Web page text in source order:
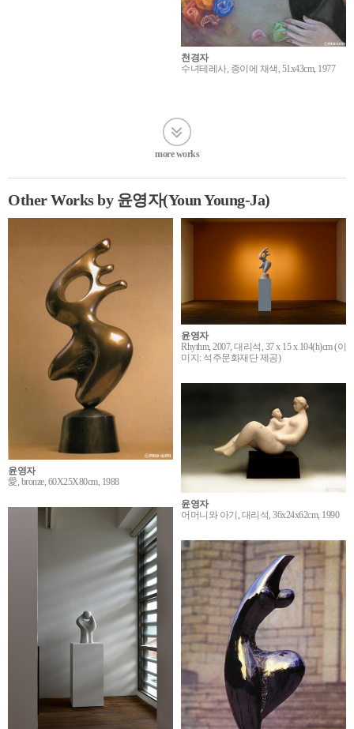
천경자
수녀테레사, 종이에 채색, 51x43cm, 1977
more works
Other Works by 윤영자(Youn Young-Ja)
윤영자
愛, bronze, 60X25X80cm, 1988
윤영자
Rhythm, 2007, 대리석, 37 x 15 x 104(h)cm (이
미지: 석주문화재단 제공)
윤영자
어머니와 아기, 대리석, 36x24x62cm, 1990